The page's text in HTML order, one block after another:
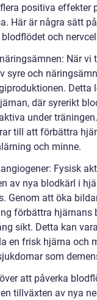
positiva effekter
Här är några sätt
och
När vi
syre och
Detta
där syrerikt
under
till att förbättra
och minne.
Fysisk
av nya blodkärl i
Genom att öka
förbättra hjärnans
sikt. Detta kan
en frisk hjärna och
som
att påverka
tillväxten av nya